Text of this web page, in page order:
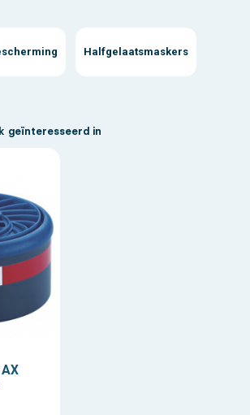
Halfgelaatsmaskers
geïnteresseerd in